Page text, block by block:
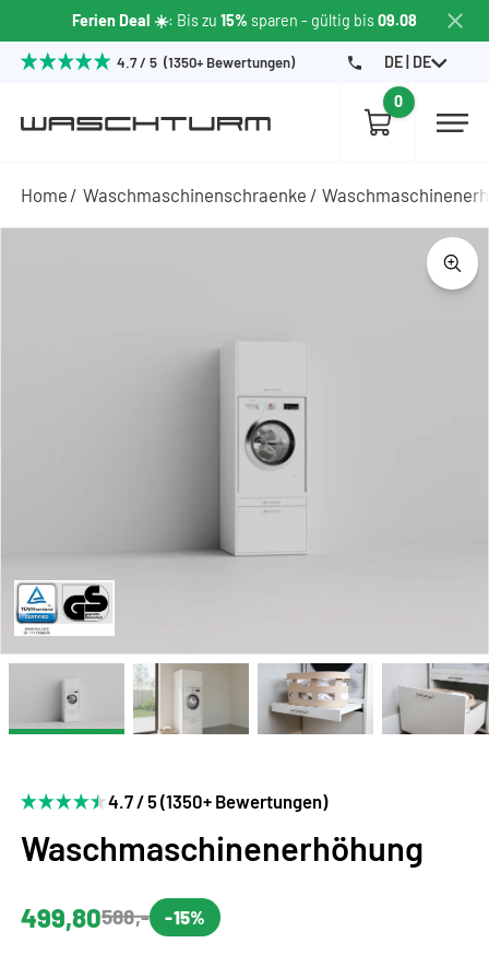
Ferien Deal ☀️: Bis zu 15% sparen - gültig bis09.08
4.7 / 5 (1350+ Bewertungen) DE | DE
0
Home Waschmaschinenschraenke
4.7 / 5 (1350+ Bewertungen)
Waschmaschinenerhöhung
499,80588,- -15%